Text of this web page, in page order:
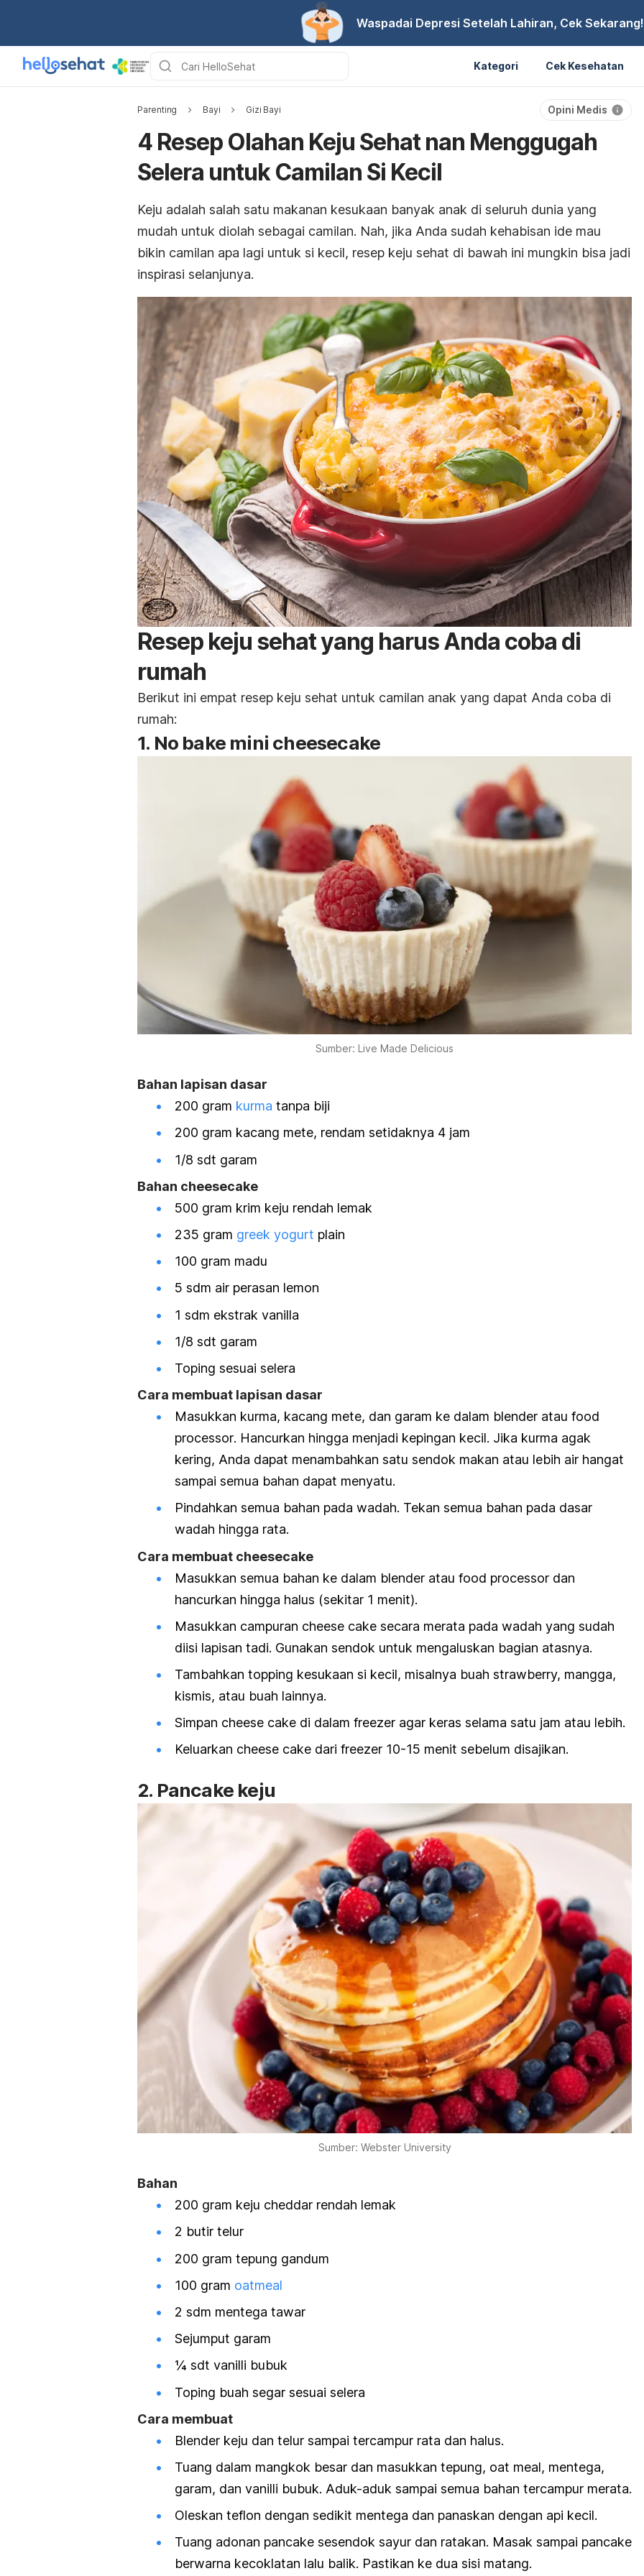
Waspadai Depresi Setelah Lahiran, Cek Sekarang!
Kategori Cek Kesehatan
Parenting Bayi Gizi Bayi Opini Medis
4 Resep Olahan Keju Sehat nan Menggugah
Selera untuk Camilan Si Kecil
Keju adalah salah satu makanan kesukaan banyak anak di seluruh dunia yang
mudah untuk diolah sebagai camilan. Nah, jika Anda sudah kehabisan ide mau
bikin camilan apa lagi untuk si kecil, resep keju sehat di bawah ini mungkin bisa jadi
inspirasi selanjunya.
Resep keju sehat yang harus Anda coba di
rumah
Berikut ini empat resep keju sehat untuk camilan anak yang dapat Anda coba di
rumah:
1. No bake mini cheesecake
Sumber: Live Made Delicious
Bahan lapisan dasar
200 gram kurma tanpa biji
200 gram kacang mete, rendam setidaknya 4 jam
1/8 sdt garam
Bahan cheesecake
500 gram krim keju rendah lemak
235 gram greek yogurt plain
100 gram madu
5 sdm air perasan lemon
1 sdm ekstrak vanilla
1/8 sdt garam
Toping sesuai selera
Cara membuat lapisan dasar
Masukkan kurma, kacang mete, dan garam ke dalam blender atau food
processor. Hancurkan hingga menjadi kepingan kecil. Jika kurma agak
kering, Anda dapat menambahkan satu sendok makan atau lebih air hangat
sampai semua bahan dapat menyatu.
Pindahkan semua bahan pada wadah. Tekan semua bahan pada dasar
wadah hingga rata.
Cara membuat cheesecake
Masukkan semua bahan ke dalam blender atau food processor dan
hancurkan hingga halus (sekitar 1 menit).
Masukkan campuran cheese cake secara merata pada wadah yang sudah
diisi lapisan tadi. Gunakan sendok untuk mengaluskan bagian atasnya.
Tambahkan topping kesukaan si kecil, misalnya buah strawberry, mangga,
kismis, atau buah lainnya.
Simpan cheese cake di dalam freezer agar keras selama satu jam atau lebih.
Keluarkan cheese cake dari freezer 10-15 menit sebelum disajikan.
2. Pancake keju
Sumber: Webster University
Bahan
200 gram keju cheddar rendah lemak
2 butir telur
200 gram tepung gandum
100 gram oatmeal
2 sdm mentega tawar
Sejumput garam
¼ sdt vanilli bubuk
Toping buah segar sesuai selera
Cara membuat
Blender keju dan telur sampai tercampur rata dan halus.
Tuang dalam mangkok besar dan masukkan tepung, oat meal, mentega,
garam, dan vanilli bubuk. Aduk-aduk sampai semua bahan tercampur merata.
Oleskan teflon dengan sedikit mentega dan panaskan dengan api kecil.
Tuang adonan pancake sesendok sayur dan ratakan. Masak sampai pancake
berwarna kecoklatan lalu balik. Pastikan ke dua sisi matang.